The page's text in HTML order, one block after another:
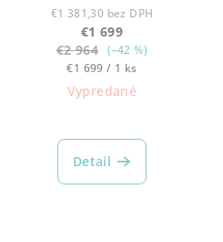
€1 381,30 bez DPH
€1 699
€2 964
(–42 %)
Jednotková
cena:
€1 699 / 1 ks
Vypredané
Detail